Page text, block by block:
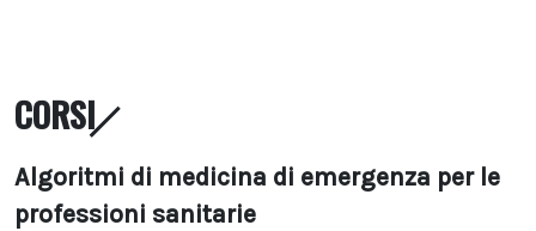
CORSI
Algoritmi di medicina di emergenza per le
professioni sanitarie